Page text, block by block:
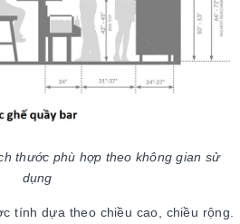
thước phù hợp theo không gian sử
dụng
tính dựa theo chiều cao, chiều rộng.